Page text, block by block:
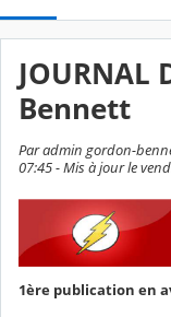
JOURNAL
Bennett
Par admin gordon-
07:45 - Mis à jour le
1ère publication en